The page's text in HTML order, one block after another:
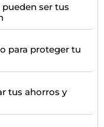
ser tus
para proteger tu
tus ahorros y